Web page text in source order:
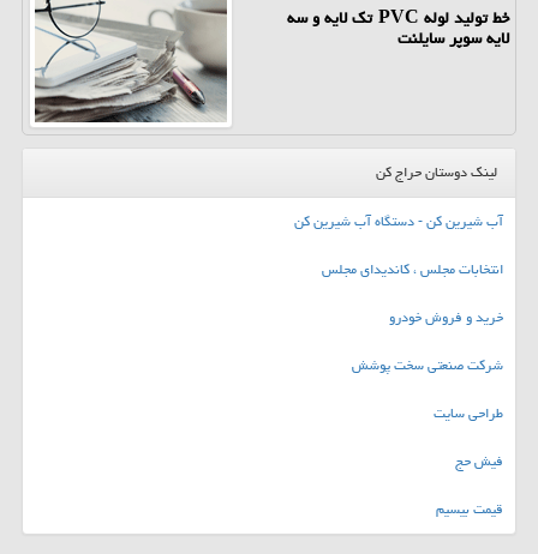
خط تولید لوله PVC تک لایه و سه
لایه سوپر سایلنت
لینک دوستان حراج کن
آب شیرین کن - دستگاه آب شیرین کن
انتخابات مجلس ، کاندیدای مجلس
خرید و فروش خودرو
شرکت صنعتی سخت پوشش
طراحی سایت
فیش حج
قیمت بیسیم